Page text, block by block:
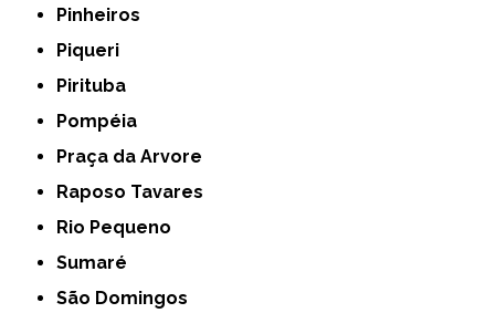
Pinheiros
Piqueri
Pirituba
Pompéia
Praça da Arvore
Raposo Tavares
Rio Pequeno
Sumaré
São Domingos